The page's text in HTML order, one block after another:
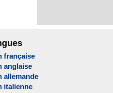
française
anglaise
allemande
italienne